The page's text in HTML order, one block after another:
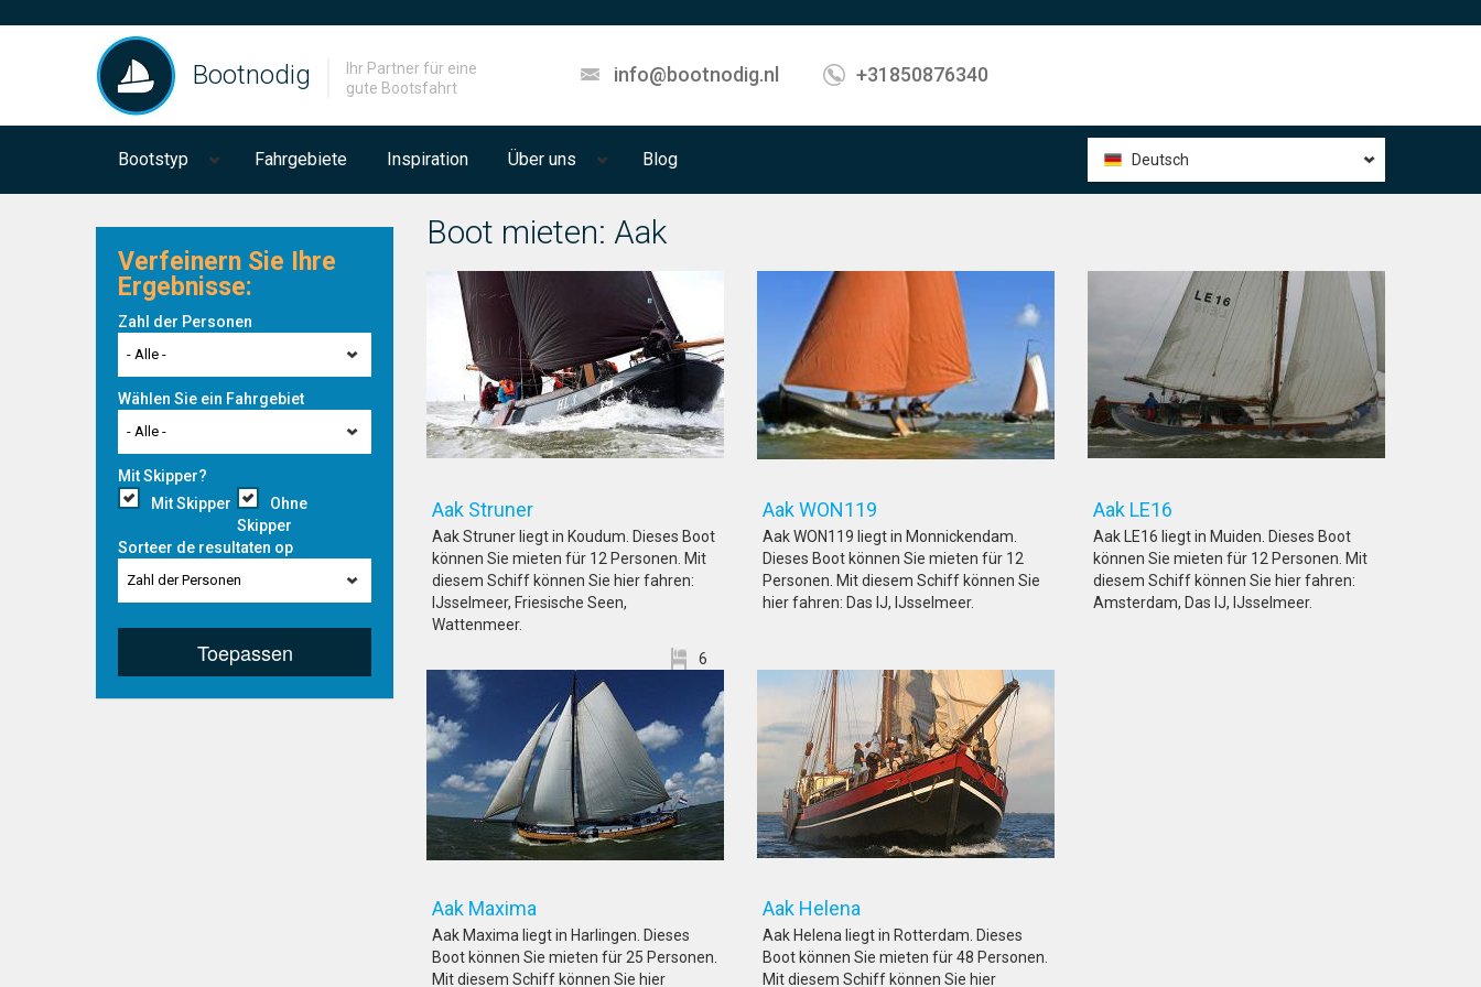
Bootnodig
Ihr Partner für eine
gute Bootsfahrt
info@bootnodig.nl +31850876340
Bootstyp Fahrgebiete Inspiration Über uns Blog Deutsch
Verfeinern Sie Ihre
Ergebnisse:
Zahl der Personen
- Alle -
Wählen Sie ein Fahrgebiet
- Alle -
Mit Skipper?
Mit Skipper
Ohne
Skipper
Sorteer de resultaten op
Zahl der Personen
Toepassen
Boot mieten: Aak
Aak Struner
Aak Struner liegt in Koudum. Dieses Boot
können Sie mieten für 12 Personen. Mit
diesem Schiff können Sie hier fahren:
IJsselmeer, Friesische Seen,
Wattenmeer.
6
Aak WON119
Aak WON119 liegt in Monnickendam.
Dieses Boot können Sie mieten für 12
Personen. Mit diesem Schiff können Sie
hier fahren: Das IJ, IJsselmeer.
Aak LE16
Aak LE16 liegt in Muiden. Dieses Boot
können Sie mieten für 12 Personen. Mit
diesem Schiff können Sie hier fahren:
Amsterdam, Das IJ, IJsselmeer.
Aak Maxima
Aak Maxima liegt in Harlingen. Dieses
Boot können Sie mieten für 25 Personen.
Mit diesem Schiff können Sie hier
Aak Helena
Aak Helena liegt in Rotterdam. Dieses
Boot können Sie mieten für 48 Personen.
Mit diesem Schiff können Sie hier